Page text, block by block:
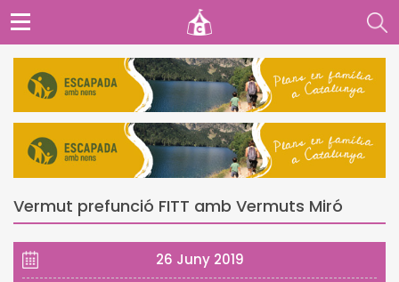
Vermut prefunció FITT amb Vermuts Miró
26 Juny 2019